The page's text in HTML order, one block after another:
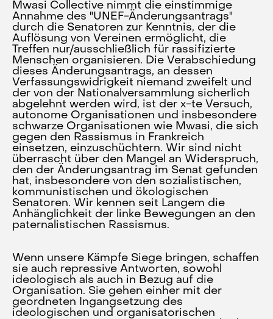
Mwasi Collective nimmt die einstimmige
Annahme des "UNEF-Änderungsantrags"
durch die Senatoren zur Kenntnis, der die
Auflösung von Vereinen ermöglicht, die
Treffen nur/ausschließlich für rassifizierte
Menschen organisieren. Die Verabschiedung
dieses Änderungsantrags, an dessen
Verfassungswidrigkeit niemand zweifelt und
der von der Nationalversammlung sicherlich
abgelehnt werden wird, ist der x-te Versuch,
autonome Organisationen und insbesondere
schwarze Organisationen wie Mwasi, die sich
gegen den Rassismus in Frankreich
einsetzen, einzuschüchtern. Wir sind nicht
überrascht über den Mangel an Widerspruch,
den der Änderungsantrag im Senat gefunden
hat, insbesondere von den sozialistischen,
kommunistischen und ökologischen
Senatoren. Wir kennen seit Langem die
Anhänglichkeit der linke Bewegungen an den
paternalistischen Rassismus.
Wenn unsere Kämpfe Siege bringen, schaffen
sie auch repressive Antworten, sowohl
ideologisch als auch in Bezug auf die
Organisation. Sie gehen einher mit der
geordneten Ingangsetzung des
ideologischen und organisatorischen